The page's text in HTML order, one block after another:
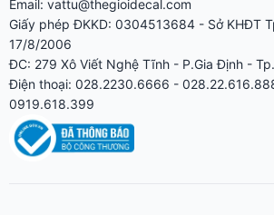
Email: vattu@thegioidecal.com
Giấy phép ĐKKD: 0304513684 - Sở KHĐT
17/8/2006
ĐC: 279 Xô Viết Nghệ Tĩnh - P.Gia Định -
Điện thoại: 028.2230.6666 -
0919.618.399